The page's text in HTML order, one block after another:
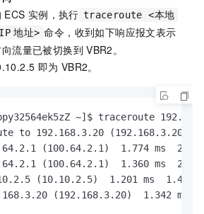
ECS 实例，执行 traceroute <本地
IP 地址> 命令，收到如下响应报文表示
流量已被切换到 VBR2。
即为 VBR2。
~]$ traceroute
to 192.168.3.20 (192.168.3.20),
(100.64.2.1)  1.774 ms
(100.64.2.1)  1.360 ms
(10.10.2.5)  1.201 ms  1.455
(192.168.3.20)  1.342 ms